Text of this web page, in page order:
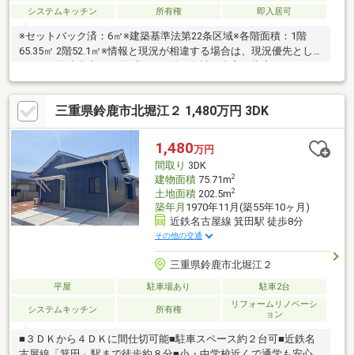
システムキッチン
所有権 即入居可
※セットバック済：6㎡※建築基準法第22条区域※各階面積：1階
65.35㎡ 2階52.1㎡※情報と現況が相違する場合は、現況優先とし
す。プロパンガスの消費に係る配管設備、ガス器具等は、本土地
建物の販売価格には含まれておりません。※通学の区域に関して
は自治体や教育委員会等にご確認ください。
三重県鈴鹿市北堀江２ 1,480万円 3DK
1,480万円
間取り 3DK
建物面積75.71m2
土地面積202.5m2
築年月 1970年11月(築55年10ヶ月)
近鉄名古屋線 箕田駅 徒歩8分
その他の交通
三重県鈴鹿市北堀江２
平屋 駐車場あり 駐車2台
システムキッチン 所有権
リフォームリノベーシ
ョン
■３ＤＫから４ＤＫに間仕切可能■駐車スペース約２台可■近鉄名